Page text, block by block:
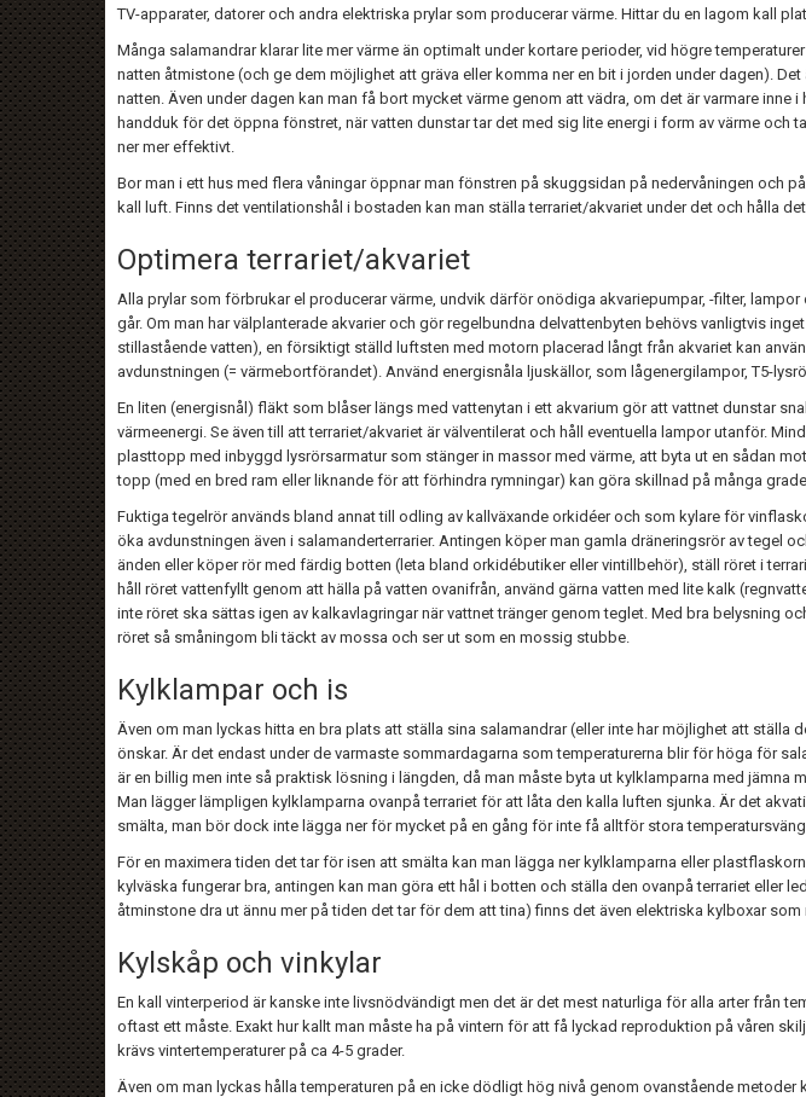
TV-apparater, datorer och andra elektriska prylar som producerar värme. Hittar du en lagom kall
Många salamandrar klarar lite mer värme än optimalt under kortare perioder, vid högre
natten åtmistone (och ge dem möjlighet att gräva eller komma ner en bit i jorden under dagen).
natten. Även under dagen kan man få bort mycket värme genom att vädra, om det är varmare inne
handduk för det öppna fönstret, när vatten dunstar tar det med sig lite energi i form av värme och
ner mer effektivt.
Bor man i ett hus med flera våningar öppnar man fönstren på skuggsidan på nedervåningen och
kall luft. Finns det ventilationshål i bostaden kan man ställa terrariet/akvariet under det och hålla
Optimera terrariet/akvariet
Alla prylar som förbrukar el producerar värme, undvik därför onödiga akvariepumpar, -filter,
går. Om man har välplanterade akvarier och gör regelbundna delvattenbyten behövs vanligtvis
stillastående vatten), en försiktigt ställd luftsten med motorn placerad långt från akvariet kan
avdunstningen (= värmebortförandet). Använd energisnåla ljuskällor, som lågenergilampor, T5-
En liten (energisnål) fläkt som blåser längs med vattenytan i ett akvarium gör att vattnet dunstar
värmeenergi. Se även till att terrariet/akvariet är välventilerat och håll eventuella lampor utanför.
plasttopp med inbyggd lysrörsarmatur som stänger in massor med värme, att byta ut en sådan
topp (med en bred ram eller liknande för att förhindra rymningar) kan göra skillnad på många
Fuktiga tegelrör används bland annat till odling av kallväxande orkidéer och som kylare för
öka avdunstningen även i salamanderterrarier. Antingen köper man gamla dräneringsrör av tegel
änden eller köper rör med färdig botten (leta bland orkidébutiker eller vintillbehör), ställ röret i
håll röret vattenfyllt genom att hälla på vatten ovanifrån, använd gärna vatten med lite kalk
inte röret ska sättas igen av kalkavlagringar när vattnet tränger genom teglet. Med bra belysning
röret så småningom bli täckt av mossa och ser ut som en mossig stubbe.
Kylklampar och is
Även om man lyckas hitta en bra plats att ställa sina salamandrar (eller inte har möjlighet att
önskar. Är det endast under de varmaste sommardagarna som temperaturerna blir för höga för
är en billig men inte så praktisk lösning i längden, då man måste byta ut kylklamparna med jämna
Man lägger lämpligen kylklamparna ovanpå terrariet för att låta den kalla luften sjunka. Är det
smälta, man bör dock inte lägga ner för mycket på en gång för inte få alltför stora
För en maximera tiden det tar för isen att smälta kan man lägga ner kylklamparna eller
kylväska fungerar bra, antingen kan man göra ett hål i botten och ställa den ovanpå terrariet eller
åtminstone dra ut ännu mer på tiden det tar för dem att tina) finns det även elektriska kylboxar som
Kylskåp och vinkylar
En kall vinterperiod är kanske inte livsnödvändigt men det är det mest naturliga för alla arter från
oftast ett måste. Exakt hur kallt man måste ha på vintern för att få lyckad reproduktion på våren
krävs vintertemperaturer på ca 4-5 grader.
Även om man lyckas hålla temperaturen på en icke dödligt hög nivå genom ovanstående